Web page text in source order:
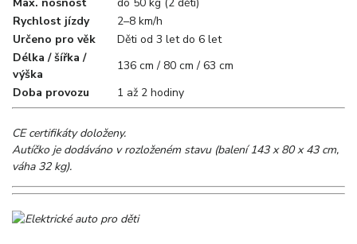
Rychlost jízdy
2–8 km/h
Určeno pro věk
Děti od 3 let do 6 let
Délka / šířka /
výška
136 cm / 80 cm / 63 cm
Doba provozu
1 až 2 hodiny
CE certifikáty doloženy.
Autíčko je dodáváno v rozloženém stavu (balení 143 x 80 x 43 cm,
váha 32 kg).